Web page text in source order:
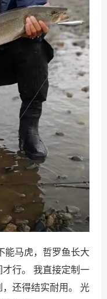
能马虎，哲罗鱼长大
行。 我直接定制一
还得结实耐用。 光